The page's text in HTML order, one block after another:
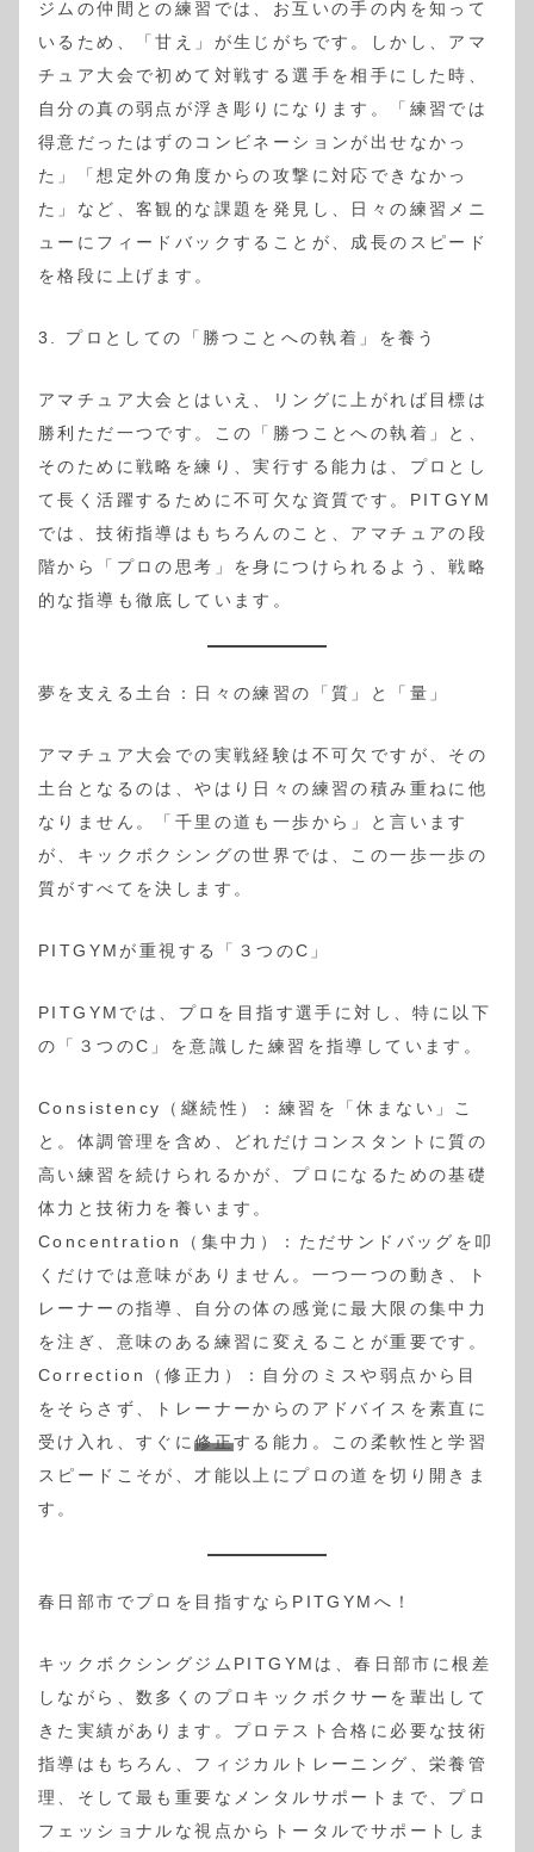
ジムの仲間との練習では、お互いの手の内を知って
いるため、「甘え」が生じがちです。しかし、アマ
チュア大会で初めて対戦する選手を相手にした時、
自分の真の弱点が浮き彫りになります。「練習では
得意だったはずのコンビネーションが出せなかっ
た」「想定外の角度からの攻撃に対応できなかっ
た」など、客観的な課題を発見し、日々の練習メニ
ューにフィードバックすることが、成長のスピード
を格段に上げます。
3. プロとしての「勝つことへの執着」を養う
アマチュア大会とはいえ、リングに上がれば目標は
勝利ただ一つです。この「勝つことへの執着」と、
そのために戦略を練り、実行する能力は、プロとし
て長く活躍するために不可欠な資質です。PITGYM
では、技術指導はもちろんのこと、アマチュアの段
階から「プロの思考」を身につけられるよう、戦略
的な指導も徹底しています。
夢を支える土台：日々の練習の「質」と「量」
アマチュア大会での実戦経験は不可欠ですが、その
土台となるのは、やはり日々の練習の積み重ねに他
なりません。「千里の道も一歩から」と言います
が、キックボクシングの世界では、この一歩一歩の
質がすべてを決します。
PITGYMが重視する「３つのC」
PITGYMでは、プロを目指す選手に対し、特に以下
の「３つのC」を意識した練習を指導しています。
Consistency（継続性）：練習を「休まない」こ
と。体調管理を含め、どれだけコンスタントに質の
高い練習を続けられるかが、プロになるための基礎
体力と技術力を養います。
Concentration（集中力）：ただサンドバッグを叩
くだけでは意味がありません。一つ一つの動き、ト
レーナーの指導、自分の体の感覚に最大限の集中力
を注ぎ、意味のある練習に変えることが重要です。
Correction（修正力）：自分のミスや弱点から目
をそらさず、トレーナーからのアドバイスを素直に
受け入れ、すぐに修正する能力。この柔軟性と学習
スピードこそが、才能以上にプロの道を切り開きま
す。
春日部市でプロを目指すならPITGYMへ！
キックボクシングジムPITGYMは、春日部市に根差
しながら、数多くのプロキックボクサーを輩出して
きた実績があります。プロテスト合格に必要な技術
指導はもちろん、フィジカルトレーニング、栄養管
理、そして最も重要なメンタルサポートまで、プロ
フェッショナルな視点からトータルでサポートしま